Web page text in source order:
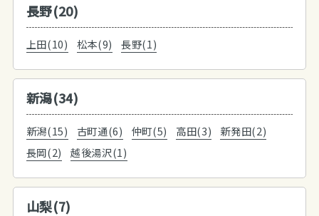
長野(20)
上田(10) 松本(9) 長野(1)
新潟(34)
新潟(15) 古町通(6) 仲町(5) 高田(3)
新発田(2)
長岡(2)
越後湯沢(1)
山梨(7)